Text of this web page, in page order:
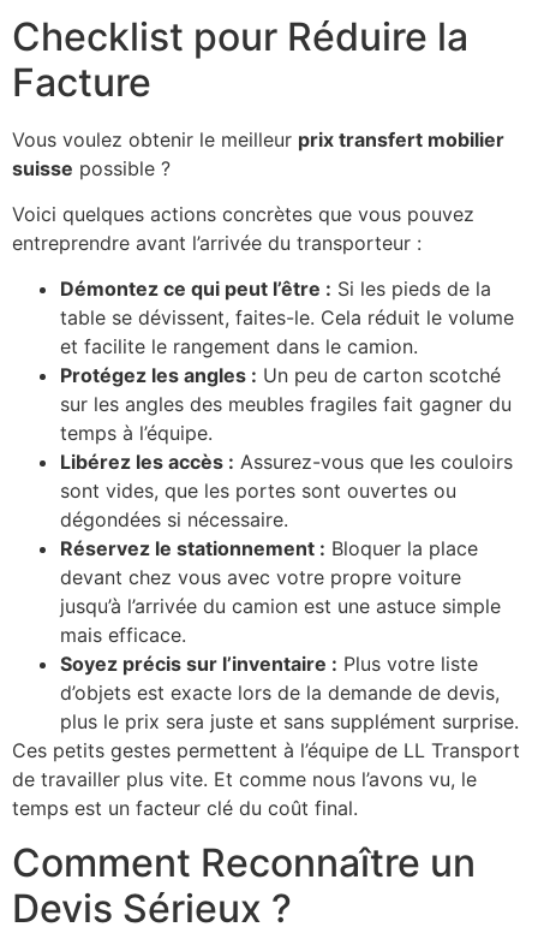
Checklist pour Réduire la
Facture
Vous voulez obtenir le meilleur prix transfert mobilier
suisse possible ?
Voici quelques actions concrètes que vous pouvez
entreprendre avant l’arrivée du transporteur :
Démontez ce qui peut l’être : Si les pieds de la
table se dévissent, faites-le. Cela réduit le volume
et facilite le rangement dans le camion.
Protégez les angles : Un peu de carton scotché
sur les angles des meubles fragiles fait gagner du
temps à l’équipe.
Libérez les accès : Assurez-vous que les couloirs
sont vides, que les portes sont ouvertes ou
dégondées si nécessaire.
Réservez le stationnement : Bloquer la place
devant chez vous avec votre propre voiture
jusqu’à l’arrivée du camion est une astuce simple
mais efficace.
Soyez précis sur l’inventaire : Plus votre liste
d’objets est exacte lors de la demande de devis,
plus le prix sera juste et sans supplément surprise.
Ces petits gestes permettent à l’équipe de LL Transport
de travailler plus vite. Et comme nous l’avons vu, le
temps est un facteur clé du coût final.
Comment Reconnaître un
Devis Sérieux ?